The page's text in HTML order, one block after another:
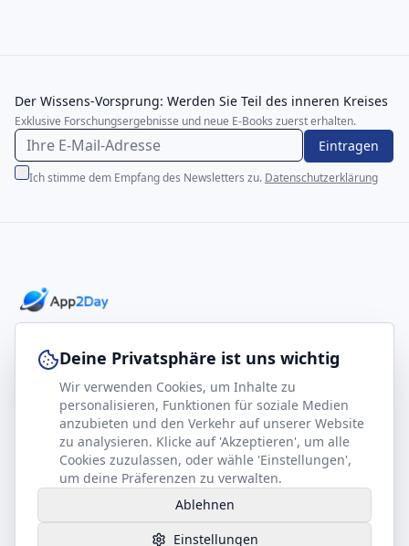
Der Wissens-Vorsprung: Werden Sie Teil des inneren Kreises
Exklusive Forschungsergebnisse und neue E-Books zuerst erhalten.
Eintragen
Ich stimme dem Empfang des Newsletters zu. Datenschutzerklärung
footer.company
Kontakt
Partner werden
Gesundheits-Kompass
Rechtliches
Impressum
Datenschutz
AGB
Deine Privatsphäre ist uns wichtig
Wir verwenden Cookies, um Inhalte zu
personalisieren, Funktionen für soziale Medien
anzubieten und den Verkehr auf unserer Website
zu analysieren. Klicke auf 'Akzeptieren', um alle
Cookies zuzulassen, oder wähle 'Einstellungen',
um deine Präferenzen zu verwalten.
Ablehnen
Einstellungen
Hilfe benötigt?